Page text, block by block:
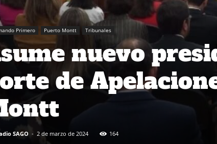
Primero Puerto Montt Tribunales
nuevo
de
SAGO - 2 de marzo de 2024 164